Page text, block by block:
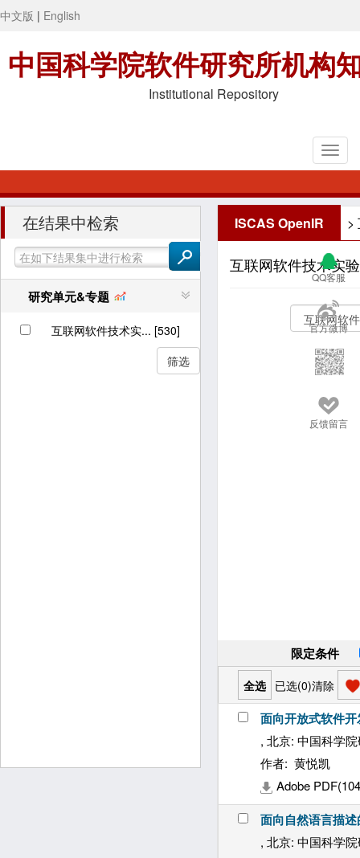
中文版 | English
中国科学院软件研究所机构
Institutional Repository
在结果中检索
研究单元&专题
互联网软件技术实... [530]
ISCAS OpenIR >
QQ客服
官方微博
反馈留言
互联网软件技术实
限定条件
已选(0)清除
面向开放式软件
, 北京: 中国科学
作者: 黄悦凯
Adobe
面向自然语言描
, 北京: 中国科学